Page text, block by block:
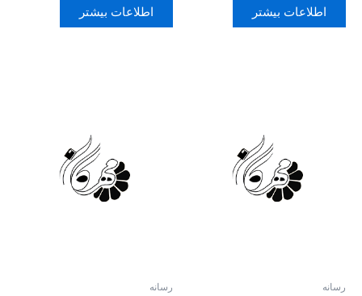
اطلاعات بیشتر اطلاعات بیشتر
رسانه رسانه